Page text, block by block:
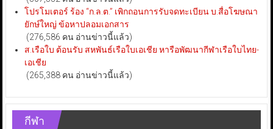
โปรโมเตอร์ ร้อง “ก.ล.ต.” เพิกถอนการรับจดทะเบียน บ.สื่อโฆษณา
ยักษ์ใหญ่ ข้อหาปลอมเอกสาร
(276,586 คน อ่านข่าวนี้แล้ว)
ส.เรือใบ ต้อนรับ สหพันธ์เรือใบเอเชีย หารือพัฒนากีฬาเรือใบไทย-
เอเชีย
(265,388 คน อ่านข่าวนี้แล้ว)
กีฬา